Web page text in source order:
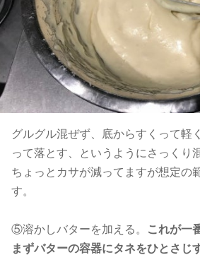
グルグル混ぜず、底からすくって軽
って落とす、というようにさっくり
ちょっとカサが減ってますが想定の
す。
⑤溶かしバターを加える。
これが一
まずバターの容器にタネをひとさじ